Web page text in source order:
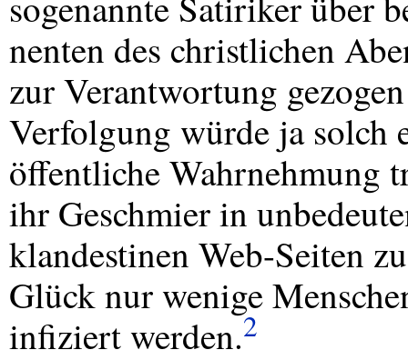
nenten des christlichen
zur Verantwortung
Verfolgung würde ja solch
öffentliche Wahrnehmung
ihr Geschmier in
klandestinen Web-Seiten
Glück nur wenige
infiziert werden.2